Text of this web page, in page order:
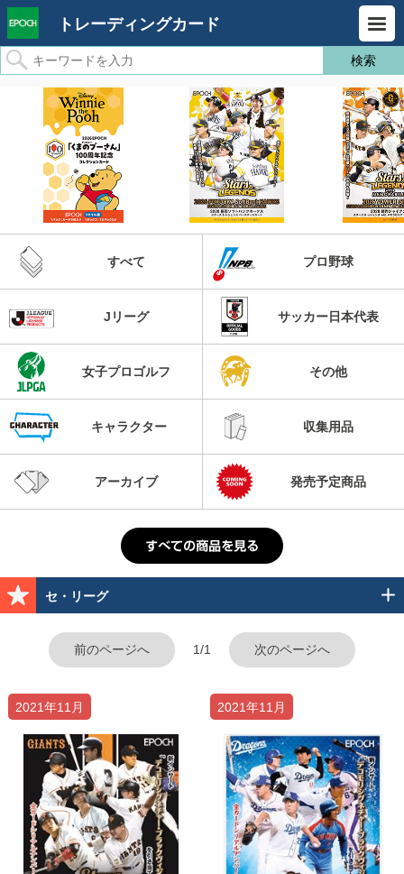
トレーディングカード
すべて プロ野球
Jリーグ サッカー日本代表
女子プロゴルフ その他
キャラクター 収集用品
アーカイブ 発売予定商品
セ・リーグ
前のページへ 1/1 次のページへ
2021年11月 2021年11月